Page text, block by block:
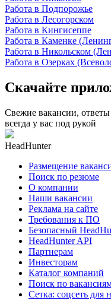
Работа в Подпорожье
Работа в Лесогорском
Работа в Кингисеппе
Работа в Каменке
Работа в Никольском
Работа в Озерках
Скачайте
Свежие вакансии,
всегда у вас под рукой
HeadHunter
Размещение
Поиск по резюме
О компании
Наши вакансии
Реклама на сайте
Требования к ПО
Безопасный
HeadHunter API
Партнерам
Инвесторам
Каталог компаний
Поиск по
Сетка: соцсеть для